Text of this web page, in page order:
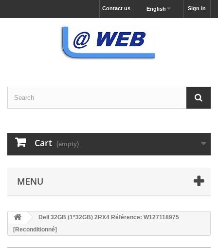
Sign in
English
Contact us
Cart (empty)
MENU
Dell 32GB (1*32GB) 2RX4 Référence: W127118975
[Reconditionné]